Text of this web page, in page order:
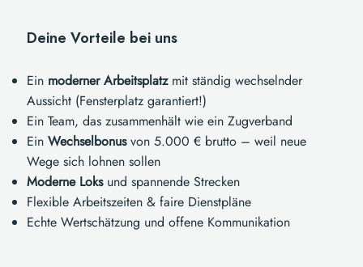
Deine Vorteile bei uns
Ein moderner Arbeitsplatzmit ständig wechselnder
Aussicht (Fensterplatz garantiert!)
Ein Team, das zusammenhält wie ein Zugverband
Ein Wechselbonusvon 5.000 € brutto – weil neue
Wege sich lohnen sollen
Moderne Loksund spannende Strecken
Flexible Arbeitszeiten & faire Dienstpläne
Echte Wertschätzung und offene Kommunikation